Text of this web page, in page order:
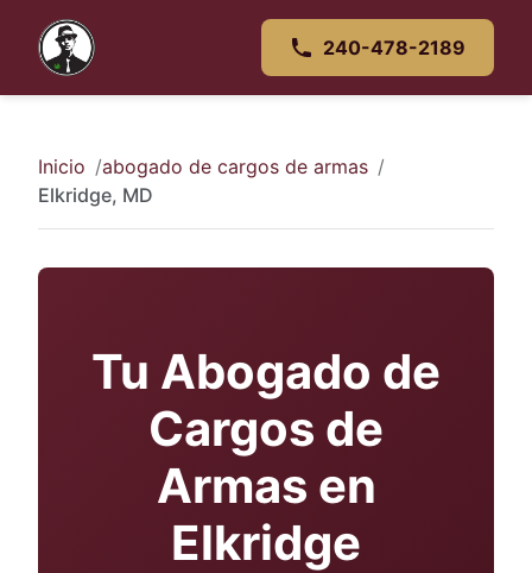
240-478-2189
Inicio
abogado de cargos de armas
Elkridge, MD
Tu Abogado de
Cargos de
Armas en
Elkridge